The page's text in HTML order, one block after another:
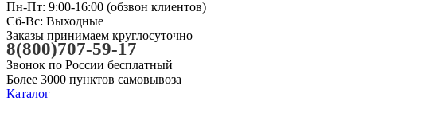
Пн-Пт: 9:00-16:00 (обзвон клиентов)
Сб-Вс: Выходные
Заказы принимаем круглосуточно
8(800)707-59-17
Звонок по России бесплатный
Более 3000 пунктов самовывоза
Каталог